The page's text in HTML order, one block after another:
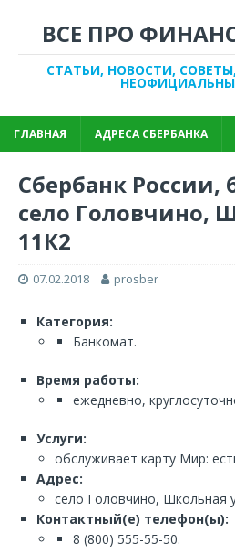
ВСЕ ПРО
СТАТЬИ, НОВОСТИ,
ГЛАВНАЯ АДРЕСА СБЕРБАНКА
Сбербанк
село Головчино,
11К2
07.02.2018 prosber
Категория:
Банкомат.
Время работы:
ежедневно,
Услуги:
обслуживает карту Мир:
Адрес:
село Головчино, Школьная
Контактный(е) телефон(ы):
8 (800) 555-55-50.